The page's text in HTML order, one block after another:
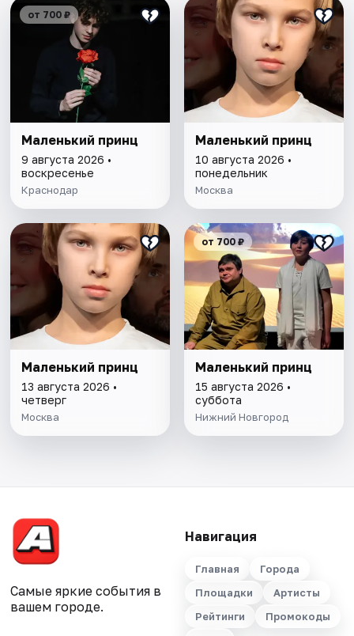
от 700 ₽
Маленький принц
9 августа 2026 •
воскресенье
Краснодар
Маленький принц
10 августа 2026 •
понедельник
Москва
Маленький принц
13 августа 2026 •
четверг
Москва
от 700 ₽
Маленький принц
15 августа 2026 •
суббота
Нижний Новгород
Самые яркие события в
вашем городе.
Навигация
Главная
Города
Площадки
Артисты
Рейтинги
Промокоды